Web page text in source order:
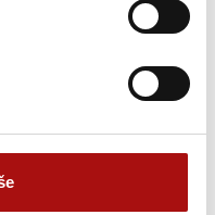
opět hodnocením
a zároveň…